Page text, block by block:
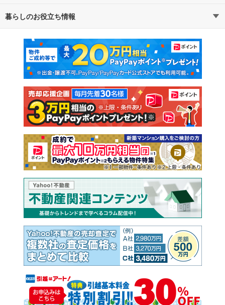
通勤・通学時間から探す
不動産・住宅
新築マンション 中古マンション
新築一戸建て 中古一戸建て
注文住宅 土地
売却査定
暮らしのお役立ち情報
マンションカタログ 教えて！住まいの先生